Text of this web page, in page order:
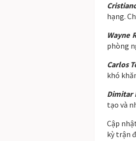
hạng.
Wayne
phòng
Carlos
khó
Dimitar
tạo và
Cập
kỳ trận